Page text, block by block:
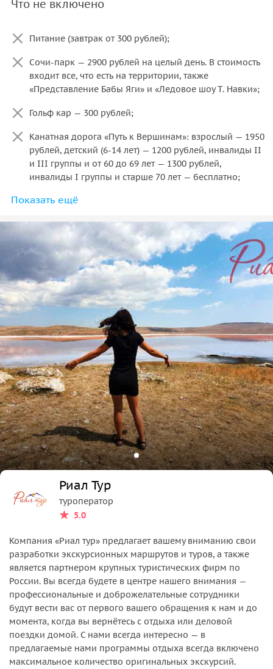
Что не включено
Питание (завтрак от 300 рублей);
Сочи-парк — 2900 рублей на целый день. В стоимость
входит все, что есть на территории, также
«Представление Бабы Яги» и «Ледовое шоу Т. Навки»;
Гольф кар — 300 рублей;
Канатная дорога «Путь к Вершинам»: взрослый — 1950
рублей, детский (6-14 лет) — 1200 рублей, инвалиды II
и III группы и от 60 до 69 лет — 1300 рублей,
инвалиды I группы и старше 70 лет — бесплатно;
Минеральный источник «Чвижепсе» — 100 рублей.
Показать ещё
Риал Тур
туроператор
5.0
Компания «Риал тур» предлагает вашему вниманию свои
разработки экскурсионных маршрутов и туров, а также
является партнером крупных туристических фирм по
России. Вы всегда будете в центре нашего внимания —
профессиональные и доброжелательные сотрудники
будут вести вас от первого вашего обращения к нам и до
момента, когда вы вернётесь с отдыха или деловой
поездки домой. С нами всегда интересно — в
предлагаемые нами программы отдыха всегда включено
максимальное количество оригинальных экскурсий.